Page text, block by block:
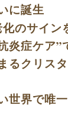
に誕生
のサイン
炎症ケア”
るクリス
世界で唯